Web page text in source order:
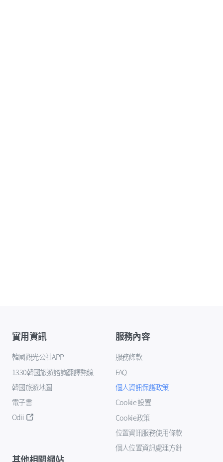
實用資訊
韓國觀光公社APP
1330韓國旅遊諮詢翻譯熱線
韓國旅遊地圖
電子書
Odii
服務內容
服務條款
FAQ
個人資訊保護政策
Cookie 設置
Cookie政策
位置資訊服務使用條款
個人位置資訊處理方針
其他相關網站